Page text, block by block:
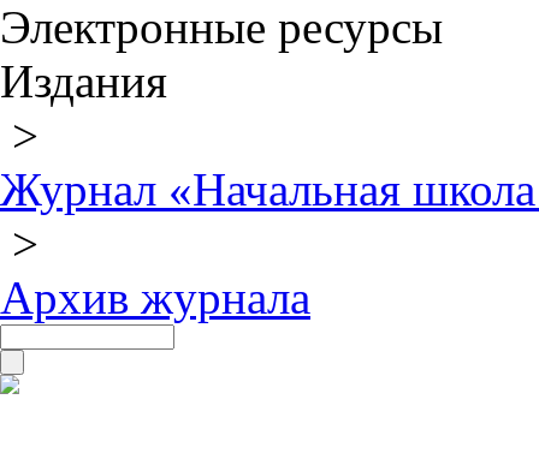
Электронные ресурсы
Издания
>
Журнал «Начальная
>
Архив журнала